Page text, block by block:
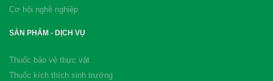
Cơ hội nghề nghiệp
SẢN PHẨM - DỊCH VỤ
Thuốc bảo vệ thực vật
Thuốc kích thích sinh trưởng